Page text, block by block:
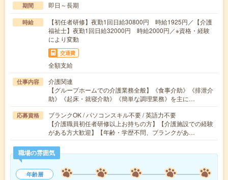
期間 即日～長期
時給
【初任者研修】夜勤1回日給30800円 時給1925円／【介護
福祉士】夜勤1回日給32000円 時給2000円／※資格・経験
により変動
交通費
全額支給
仕事内容
介護関連
【グループホームでの介護業務全般】《食事介助》《排泄介
助》《起床・就寝介助》《簡単な調理業務》を主に…
応募資格
ブランクOK / パソコンスキル不要 / 英語力不要
【介護職員初任者研修以上お持ちの方】【介護施設での経験
がある方大歓迎】【年齢・学歴不問、ブランクがあ…
職場の雰囲気
年齢層